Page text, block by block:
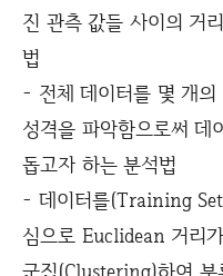
진 관측 값들 사이의 거
법
- 전체 데이터를 몇 개의
성격을 파악함으로써 데
돕고자 하는 분석법
- 데이터를(Training
심으로 Euclidean 거리